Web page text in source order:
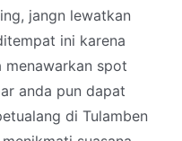
jangn lewatkan
ini karena
spot
anda pun dapat
di Tulamben